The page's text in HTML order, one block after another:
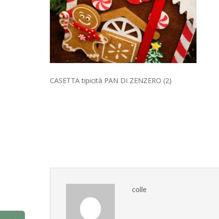
CASETTA tipicità PAN DI ZENZERO (2)
colle